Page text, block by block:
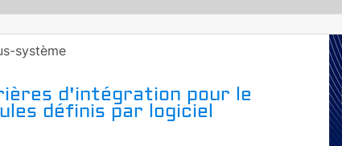
système
d'intégration pour le
définis par logiciel